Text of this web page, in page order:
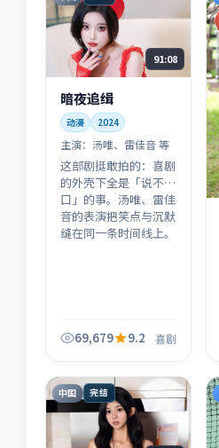
91:08
暗夜追缉
动漫 2024
主演： 汤唯、雷佳音 等
这部剧挺敢拍的：喜剧
的外壳下全是「说不出
口」的事。汤唯、雷佳
音的表演把笑点与沉默
缝在同一条时间线上。
69,679 9.2 喜剧
中国 完结